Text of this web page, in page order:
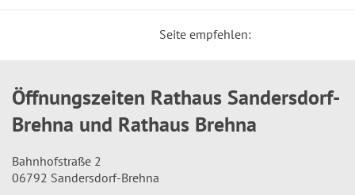
Seite empfehlen:
Öffnungszeiten Rathaus Sandersdorf-
Brehna und Rathaus Brehna
Bahnhofstraße 2
06792 Sandersdorf-Brehna